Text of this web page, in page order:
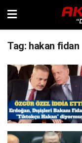
Tag: hakan fidan